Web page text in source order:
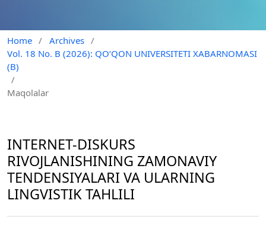
Home / Archives /
Vol. 18 No. B (2026): QO‘QON UNIVERSITETI XABARNOMASI
(B)
/
Maqolalar
INTERNET-DISKURS
RIVOJLANISHINING ZAMONAVIY
TENDENSIYALARI VA ULARNING
LINGVISTIK TAHLILI